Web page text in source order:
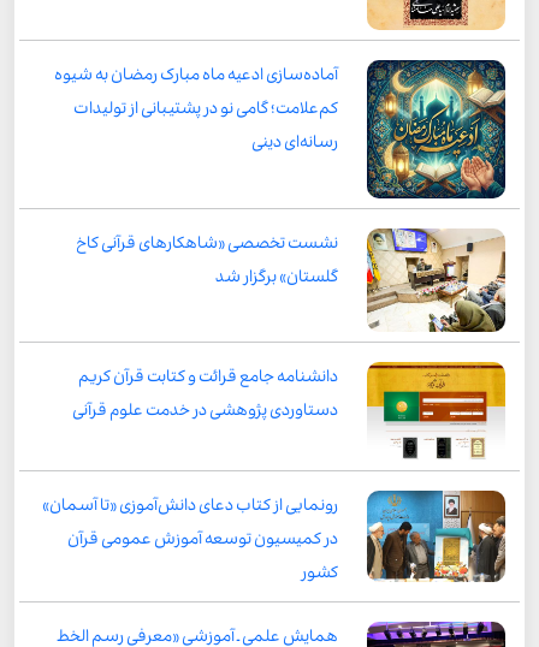
آماده‌سازی ادعیه ماه مبارک رمضان به شیوه
کم‌علامت؛ گامی نو در پشتیبانی از تولیدات
رسانه‌ای دینی
نشست تخصصی «شاهکارهای قرآنی کاخ
گلستان» برگزار شد
دانشنامه جامع قرائت و کتابت قرآن کریم
دستاوردی پژوهشی در خدمت علوم قرآنی
رونمایی از کتاب دعای دانش‌آموزی «تا آسمان»
در کمیسیون توسعه آموزش عمومی قرآن
کشور
همایش علمی ـ آموزشی «معرفی رسم الخط